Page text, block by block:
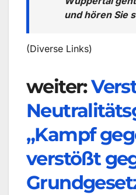
und hören Sie
(Diverse Links)
weiter:
„Kampf
verstößt